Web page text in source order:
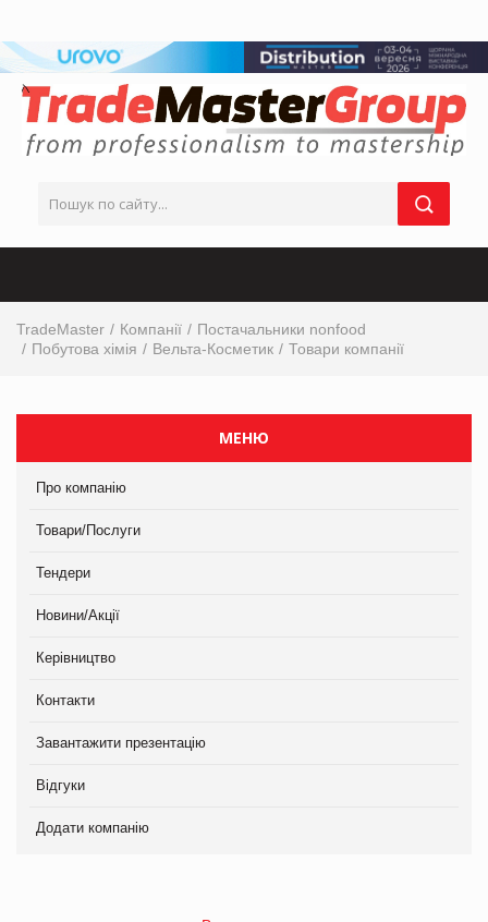
TradeMaster Компанії
Постачальники nonfood
Побутова хімія
Вельта-Косметик Товари компанії
МЕНЮ
Про компанію
Товари/Послуги
Тендери
Новини/Акції
Керівництво
Контакти
Завантажити презентацію
Відгуки
Додати компанію